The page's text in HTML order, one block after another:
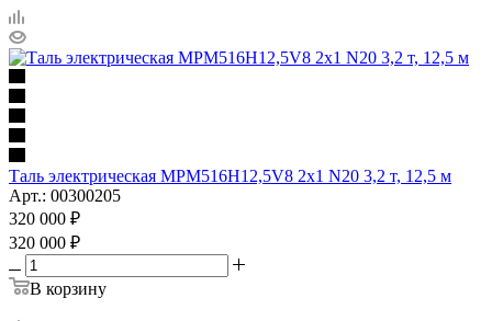
Таль электрическая MPM516H12,5V8 2x1 N20 3,2 т, 12,5 м
Арт.: 00300205
320 000 ₽
320 000 ₽
В корзину